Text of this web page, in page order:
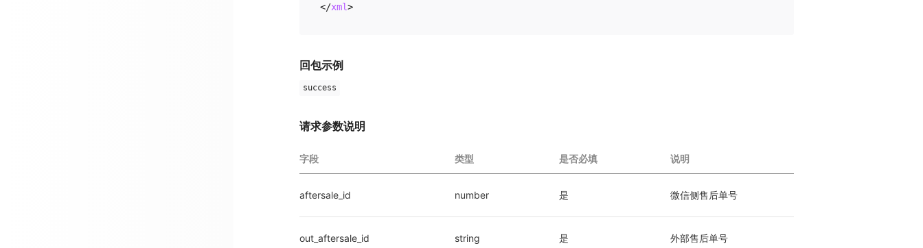
</xml>
回包示例
success
请求参数说明
字段 类型 是否必填 说明
aftersale_id number 是 微信侧售后单号
out_aftersale_id string 是 外部售后单号